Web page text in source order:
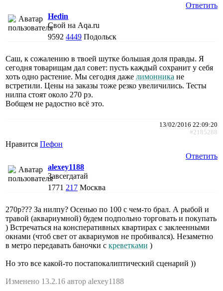
Ответить
Hedin
Свой на Aqa.ru
9592 4449 Подольск
Саш, к сожалению в твоей шутке большая доля правды. Я
сегодня товарищам дал совет: пусть каждый сохранит у себя
хоть одно растение. Мы сегодня даже лимонника не
встретили. Цены на заказы тоже резко увеличились. Тесты
нилпа стоят около 270 рэ.
Вобщем не радостно всё это.
13/02/2016 22:09:20
#2185288
Нравится Пефон
Ответить
alexey1188
Завсегдатай
1771 217 Москва
270р??? За нилпу? Осенью по 100 с чем-то брал. А рыбой и
травой (аквариумной) будем подпольно торговать и покупать
) Встречаться на консперативных квартирах с заклеенными
окнами (чтоб свет от аквариумов не пробивался). Незаметно
в метро передавать баночки с креветками )
Но это все какой-то постапокалиптический сценарий ))
Изменено 13.2.16 автор alexey1188